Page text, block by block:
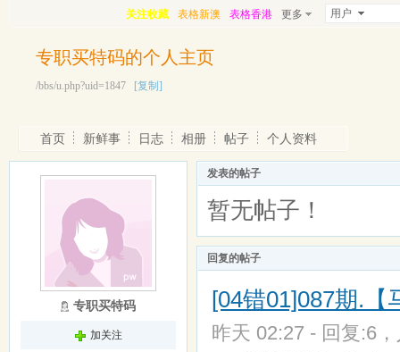
关注收藏 表格新澳 表格香港 更多 用户
专职买特码的个人主页
/bbs/u.php?uid=1847 [复制]
首页 新鲜事 日志 相册 帖子 个人资料
专职买特码
加关注
发表的帖子
暂无帖子！
回复的帖子
[04错01]087期.
昨天 02:27 - 回复:6